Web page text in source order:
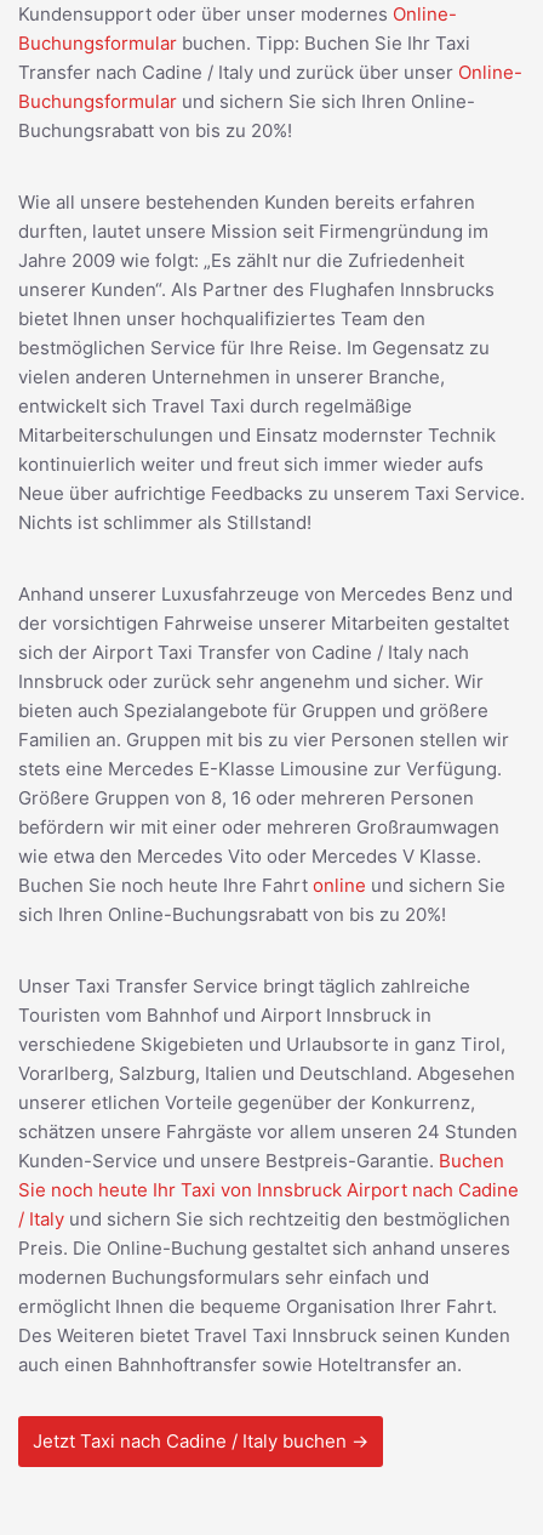
Kundensupport oder über unser modernes Online-
Buchungsformular buchen. Tipp: Buchen Sie Ihr Taxi
Transfer nach Cadine / Italy und zurück über unser Online-
Buchungsformular und sichern Sie sich Ihren Online-
Buchungsrabatt von bis zu 20%!
Wie all unsere bestehenden Kunden bereits erfahren
durften, lautet unsere Mission seit Firmengründung im
Jahre 2009 wie folgt: „Es zählt nur die Zufriedenheit
unserer Kunden“. Als Partner des Flughafen Innsbrucks
bietet Ihnen unser hochqualifiziertes Team den
bestmöglichen Service für Ihre Reise. Im Gegensatz zu
vielen anderen Unternehmen in unserer Branche,
entwickelt sich Travel Taxi durch regelmäßige
Mitarbeiterschulungen und Einsatz modernster Technik
kontinuierlich weiter und freut sich immer wieder aufs
Neue über aufrichtige Feedbacks zu unserem Taxi Service.
Nichts ist schlimmer als Stillstand!
Anhand unserer Luxusfahrzeuge von Mercedes Benz und
der vorsichtigen Fahrweise unserer Mitarbeiten gestaltet
sich der Airport Taxi Transfer von Cadine / Italy nach
Innsbruck oder zurück sehr angenehm und sicher. Wir
bieten auch Spezialangebote für Gruppen und größere
Familien an. Gruppen mit bis zu vier Personen stellen wir
stets eine Mercedes E-Klasse Limousine zur Verfügung.
Größere Gruppen von 8, 16 oder mehreren Personen
befördern wir mit einer oder mehreren Großraumwagen
wie etwa den Mercedes Vito oder Mercedes V Klasse.
Buchen Sie noch heute Ihre Fahrt online und sichern Sie
sich Ihren Online-Buchungsrabatt von bis zu 20%!
Unser Taxi Transfer Service bringt täglich zahlreiche
Touristen vom Bahnhof und Airport Innsbruck in
verschiedene Skigebieten und Urlaubsorte in ganz Tirol,
Vorarlberg, Salzburg, Italien und Deutschland. Abgesehen
unserer etlichen Vorteile gegenüber der Konkurrenz,
schätzen unsere Fahrgäste vor allem unseren 24 Stunden
Kunden-Service und unsere Bestpreis-Garantie. Buchen
Sie noch heute Ihr Taxi von Innsbruck Airport nach Cadine
/ Italy und sichern Sie sich rechtzeitig den bestmöglichen
Preis. Die Online-Buchung gestaltet sich anhand unseres
modernen Buchungsformulars sehr einfach und
ermöglicht Ihnen die bequeme Organisation Ihrer Fahrt.
Des Weiteren bietet Travel Taxi Innsbruck seinen Kunden
auch einen Bahnhoftransfer sowie Hoteltransfer an.
Jetzt Taxi nach Cadine / Italy buchen →